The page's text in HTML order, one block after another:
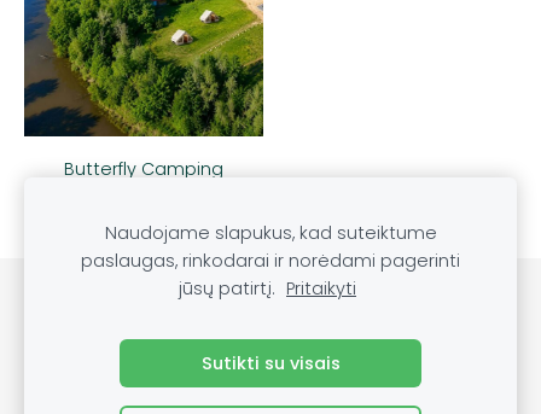
Butterfly Camping
Slapukai
Naudojame slapukus, kad suteiktume
paslaugas, rinkodarai ir norėdami pagerinti
jūsų patirtį. Pritaikyti
Sutikti su visais